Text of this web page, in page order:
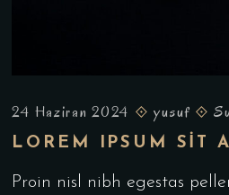
24 Haziran 2024 yusuf
LOREM IPSUM SIT
Proin nisl nibh egestas